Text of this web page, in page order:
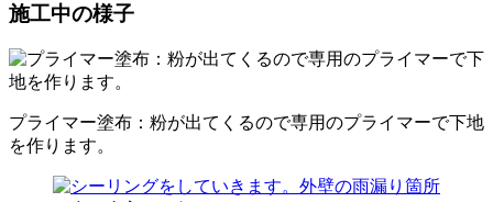
施工中の様子
プライマー塗布：粉が出てくるので専用のプライマーで下地
を作ります。